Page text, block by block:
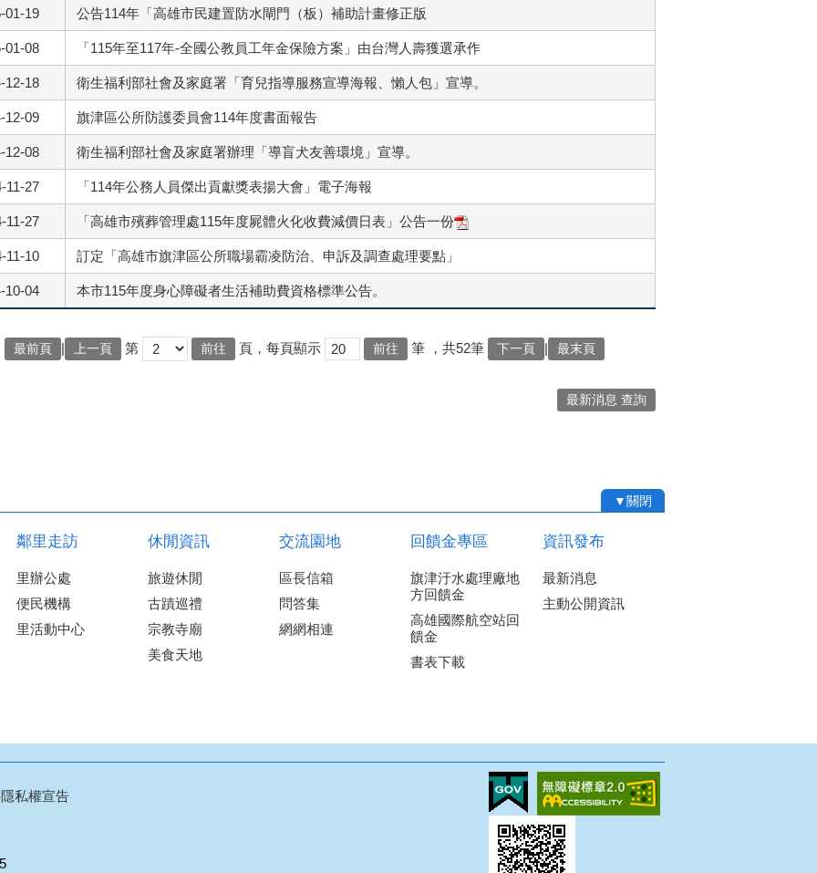
01-19 公告114年「高雄市民建置防水閘門（板）補助計畫修正版
01-08 「115年至117年-全國公教員工年金保險方案」由台灣人壽獲選承作
12-18 衛生福利部社會及家庭署「育兒指導服務宣導海報、懶人包」宣導。
12-09 旗津區公所防護委員會114年度書面報告
12-08 衛生福利部社會及家庭署辦理「導盲犬友善環境」宣導。
11-27 「114年公務人員傑出貢獻獎表揚大會」電子海報
11-27 「高雄市殯葬管理處115年度屍體火化收費減價日表」公告一份
11-10 訂定「高雄市旗津區公所職場霸凌防治、申訴及調查處理要點」
10-04 本市115年度身心障礙者生活補助費資格標準公告。
最前頁 | 上一頁 第 頁，每頁顯示 筆 ，共52筆 下一頁 | 最末頁
最新消息 查詢
▼關閉
鄰里走訪
里辦公處
便民機構
里活動中心
休閒資訊
旅遊休閒
古蹟巡禮
宗教寺廟
美食天地
交流園地
區長信箱
問答集
網網相連
回饋金專區
旗津汙水處理廠地
方回饋金
高雄國際航空站回
饋金
書表下載
資訊發布
最新消息
主動公開資訊
私權宣告